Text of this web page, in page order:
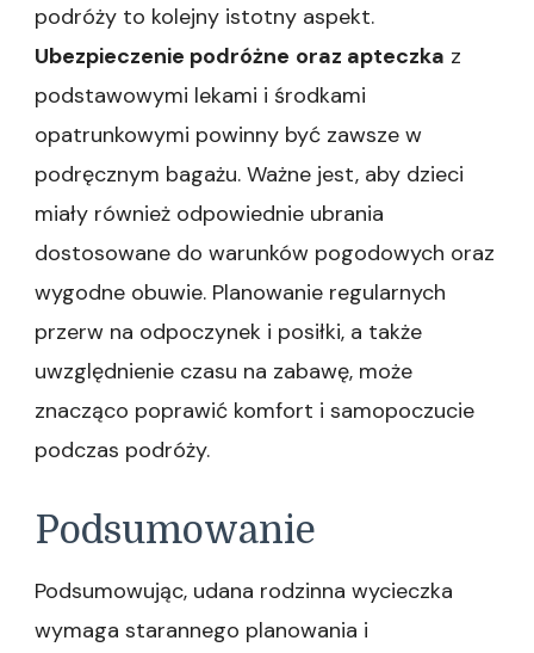
podróży to kolejny istotny aspekt.
Ubezpieczenie podróżne oraz apteczka z
podstawowymi lekami i środkami
opatrunkowymi powinny być zawsze w
podręcznym bagażu. Ważne jest, aby dzieci
miały również odpowiednie ubrania
dostosowane do warunków pogodowych oraz
wygodne obuwie. Planowanie regularnych
przerw na odpoczynek i posiłki, a także
uwzględnienie czasu na zabawę, może
znacząco poprawić komfort i samopoczucie
podczas podróży.
Podsumowanie
Podsumowując, udana rodzinna wycieczka
wymaga starannego planowania i